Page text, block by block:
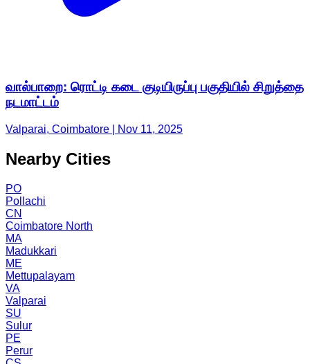
வால்பாறை: ரொட்டி கடை குடியிருப்பு பகுதியில் சிறுத்தை
நடமாட்டம்
Valparai, Coimbatore | Nov 11, 2025
Nearby Cities
PO
Pollachi
CN
Coimbatore North
MA
Madukkari
ME
Mettupalayam
VA
Valparai
SU
Sulur
PE
Perur